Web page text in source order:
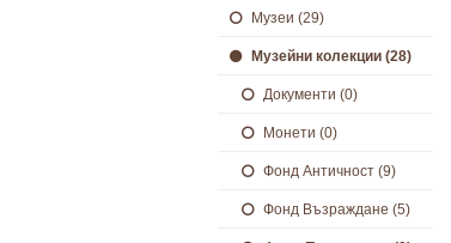
Музеи (29)
Музейни колекции (28)
Документи (0)
Монети (0)
Фонд Античност (9)
Фонд Възраждане (5)